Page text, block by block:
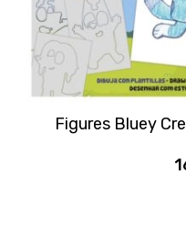
Figures Bluey